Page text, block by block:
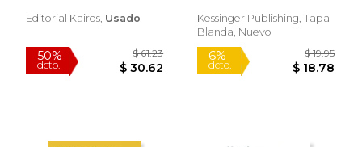
Editorial Kairos, Usado
Francés)
Kessinger Publishing, Tapa
Blanda, Nuevo